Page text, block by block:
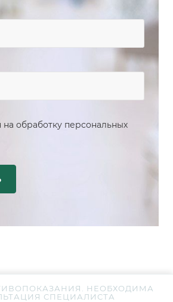
на обработку персональных
НЕОБХОДИМА
СПЕЦИАЛИСТА